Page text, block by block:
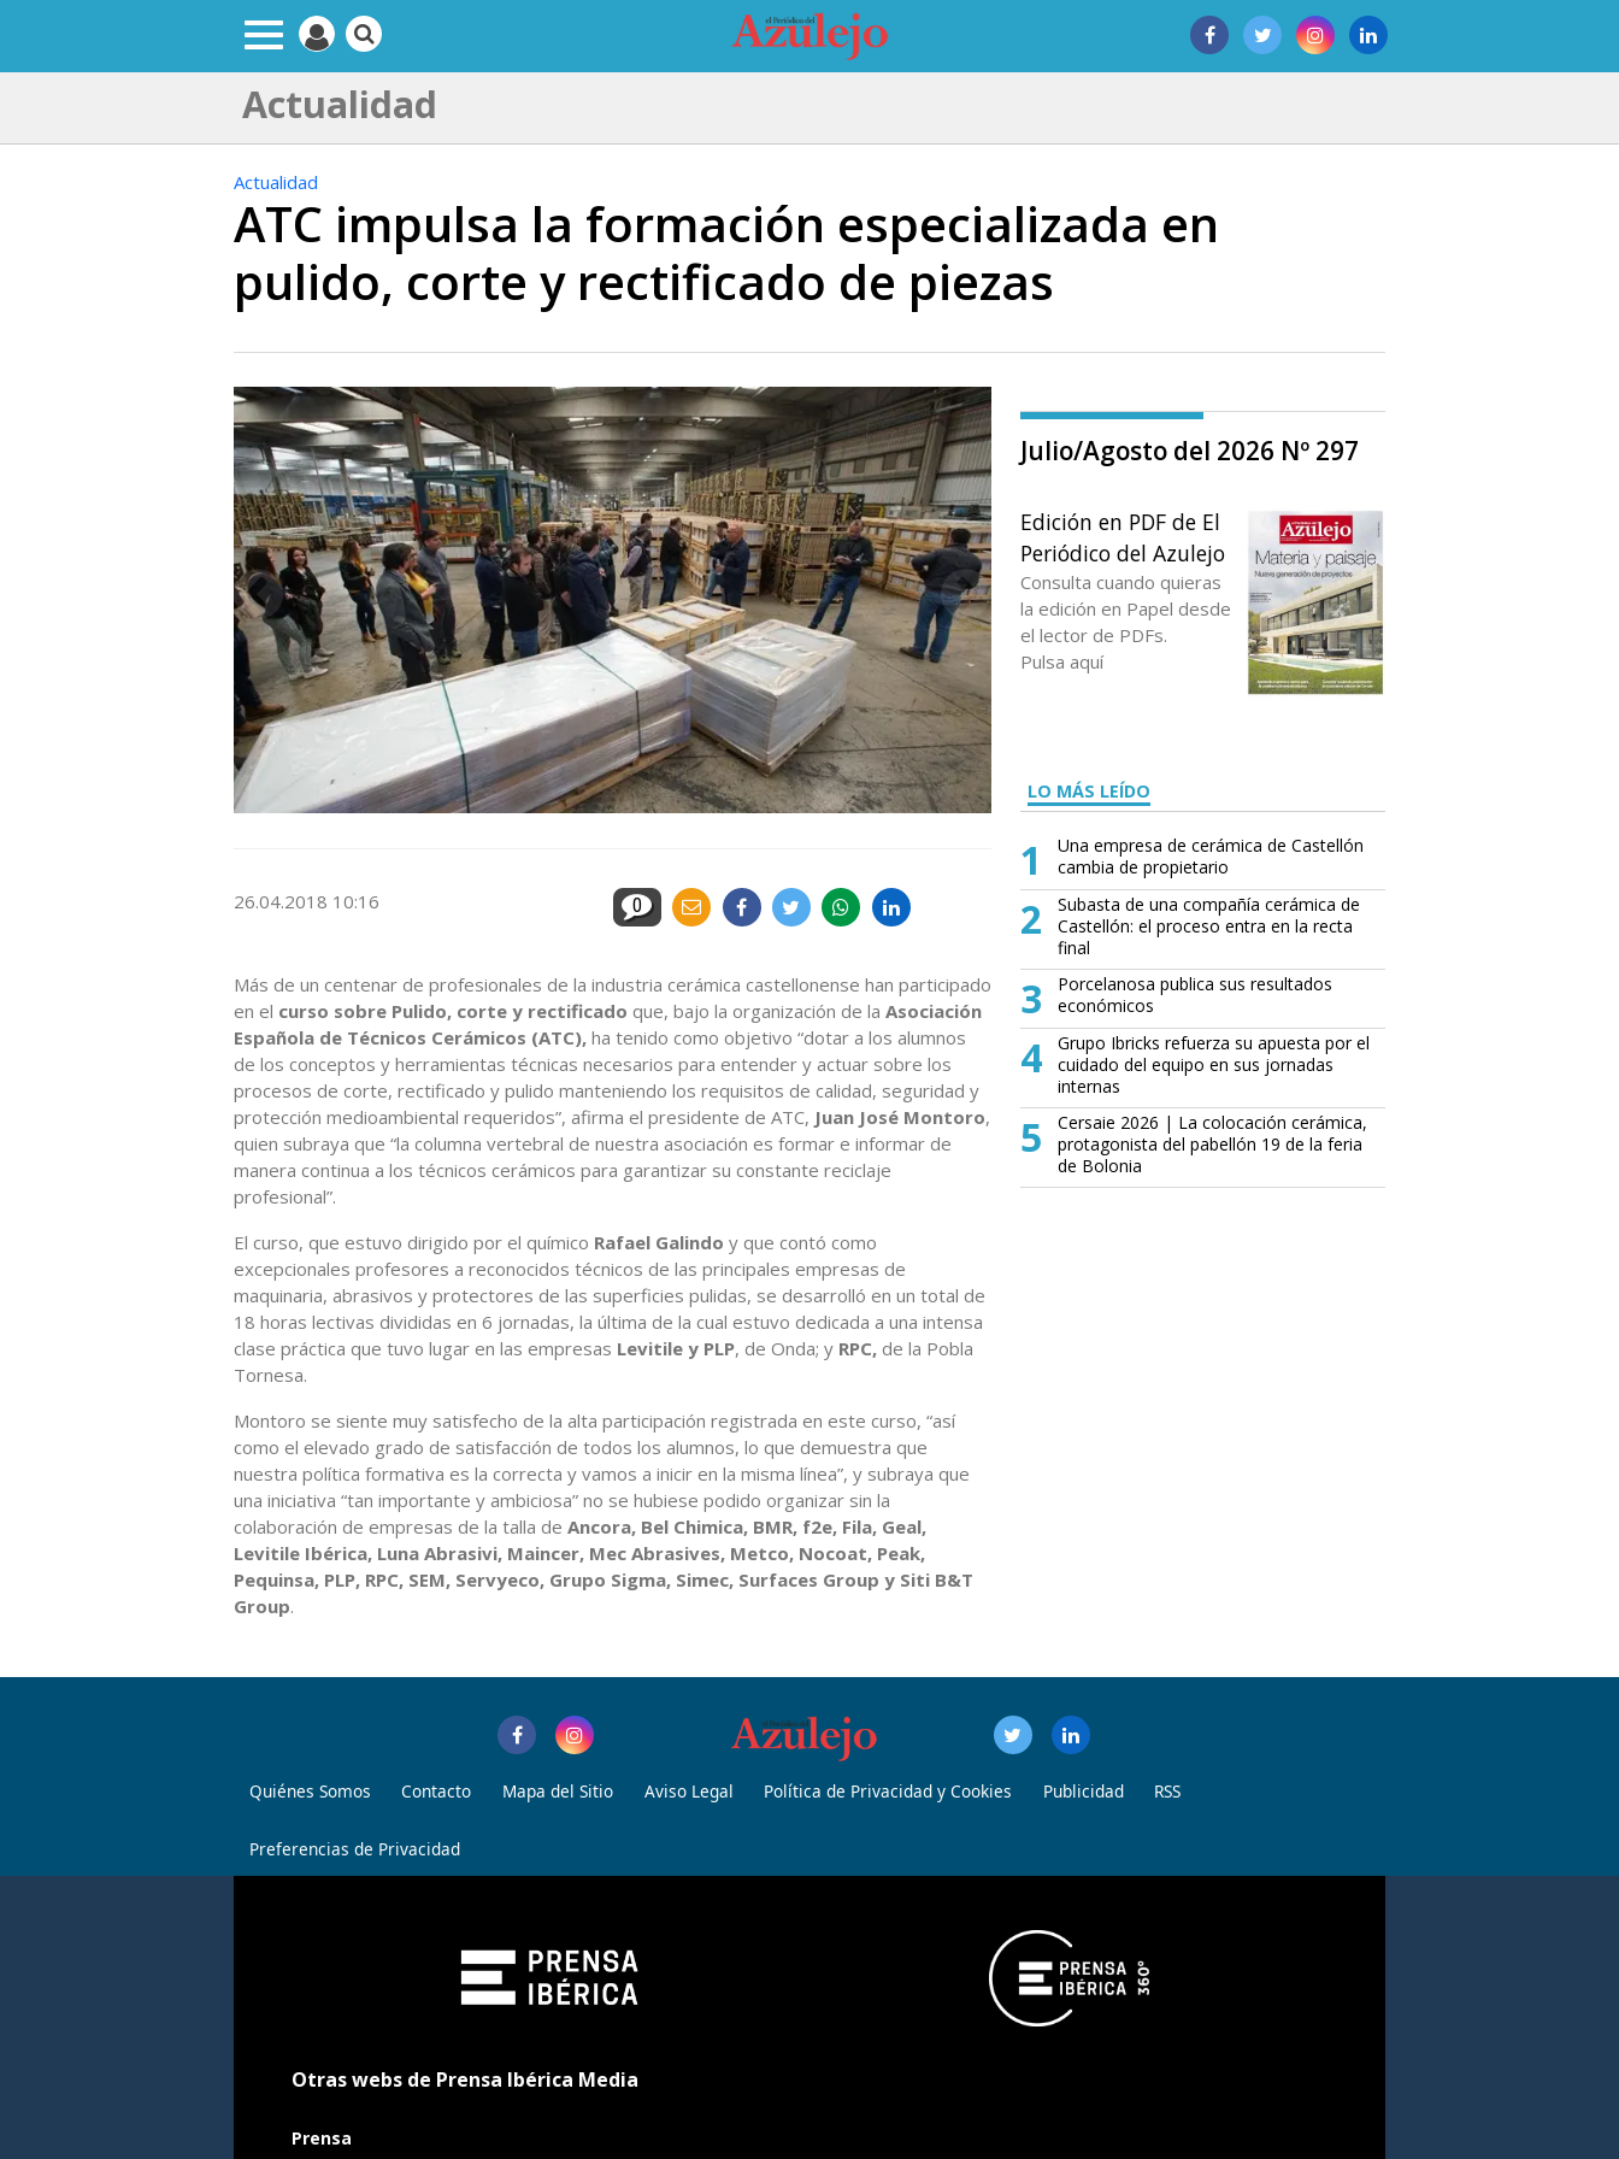
Actualidad
Actualidad
ATC impulsa la formación especializada en
pulido, corte y rectificado de piezas
26.04.2018 10:16 0
Más de un centenar de profesionales de la industria cerámica castellonense han participado
en el curso sobre Pulido, corte y rectificado que, bajo la organización de la Asociación
Española de Técnicos Cerámicos (ATC), ha tenido como objetivo “dotar a los alumnos
de los conceptos y herramientas técnicas necesarios para entender y actuar sobre los
procesos de corte, rectificado y pulido manteniendo los requisitos de calidad, seguridad y
protección medioambiental requeridos”, afirma el presidente de ATC, Juan José Montoro,
quien subraya que “la columna vertebral de nuestra asociación es formar e informar de
manera continua a los técnicos cerámicos para garantizar su constante reciclaje
profesional”.
El curso, que estuvo dirigido por el químico Rafael Galindo y que contó como
excepcionales profesores a reconocidos técnicos de las principales empresas de
maquinaria, abrasivos y protectores de las superficies pulidas, se desarrolló en un total de
18 horas lectivas divididas en 6 jornadas, la última de la cual estuvo dedicada a una intensa
clase práctica que tuvo lugar en las empresas Levitile y PLP, de Onda; y RPC, de la Pobla
Tornesa.
Montoro se siente muy satisfecho de la alta participación registrada en este curso, “así
como el elevado grado de satisfacción de todos los alumnos, lo que demuestra que
nuestra política formativa es la correcta y vamos a inicir en la misma línea”, y subraya que
una iniciativa “tan importante y ambiciosa” no se hubiese podido organizar sin la
colaboración de empresas de la talla de Ancora, Bel Chimica, BMR, f2e, Fila, Geal,
Levitile Ibérica, Luna Abrasivi, Maincer, Mec Abrasives, Metco, Nocoat, Peak,
Pequinsa, PLP, RPC, SEM, Servyeco, Grupo Sigma, Simec, Surfaces Group y Siti B&T
Group.
Julio/Agosto del 2026 Nº 297
Edición en PDF de El
Periódico del Azulejo
Consulta cuando quieras
la edición en Papel desde
el lector de PDFs.
Pulsa aquí
LO MÁS LEÍDO
1
Una empresa de cerámica de Castellón
cambia de propietario
2
Subasta de una compañía cerámica de
Castellón: el proceso entra en la recta
final
3
Porcelanosa publica sus resultados
económicos
4
Grupo Ibricks refuerza su apuesta por el
cuidado del equipo en sus jornadas
internas
5
Cersaie 2026 | La colocación cerámica,
protagonista del pabellón 19 de la feria
de Bolonia
Quiénes Somos Contacto Mapa del Sitio Aviso Legal Política de Privacidad y Cookies Publicidad RSS
Preferencias de Privacidad
Otras webs de Prensa Ibérica Media
Prensa